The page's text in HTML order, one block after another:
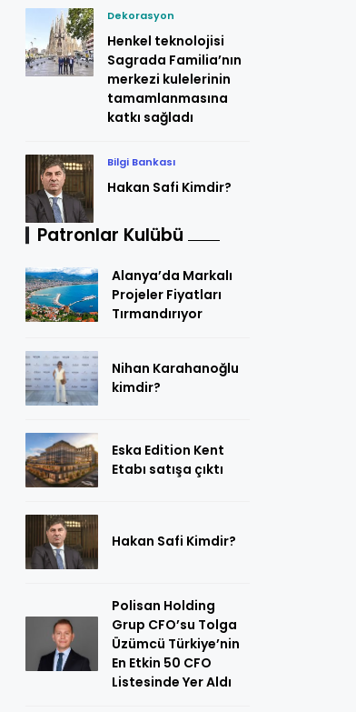
Dekorasyon
Henkel teknolojisi
Sagrada Familia’nın
merkezi kulelerinin
tamamlanmasına
katkı sağladı
Bilgi Bankası
Hakan Safi Kimdir?
Patronlar Kulübü
Alanya’da Markalı
Projeler Fiyatları
Tırmandırıyor
Nihan Karahanoğlu
kimdir?
Eska Edition Kent
Etabı satışa çıktı
Hakan Safi Kimdir?
Polisan Holding
Grup CFO’su Tolga
Üzümcü Türkiye’nin
En Etkin 50 CFO
Listesinde Yer Aldı